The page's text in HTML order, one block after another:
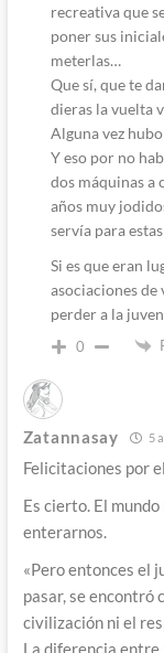
recreativa que
poner sus
meterlas…
Que sí, que te
dieras la vuelta
Alguna vez
Y eso por no
dos máquinas a
años muy
servía para
Si es que eran
asociaciones de
perder a la
0
Zatannasay 5
Felicitaciones por
Es cierto. El
enterarnos.
«Pero entonces el
pasar, se encontró
civilización ni el